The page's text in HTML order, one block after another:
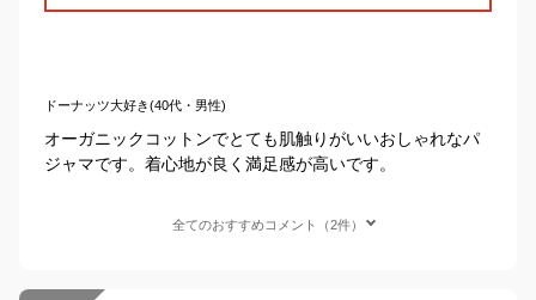
ドーナッツ大好き(40代・男性)
オーガニックコットンでとても肌触りがいいおしゃれなパ
ジャマです。着心地が良く満足感が高いです。
全てのおすすめコメント（2件）